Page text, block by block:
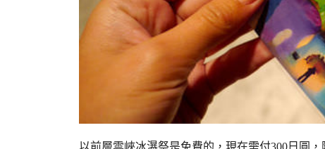
以前層雲峽冰瀑祭是免費的，現在需付300日圓，